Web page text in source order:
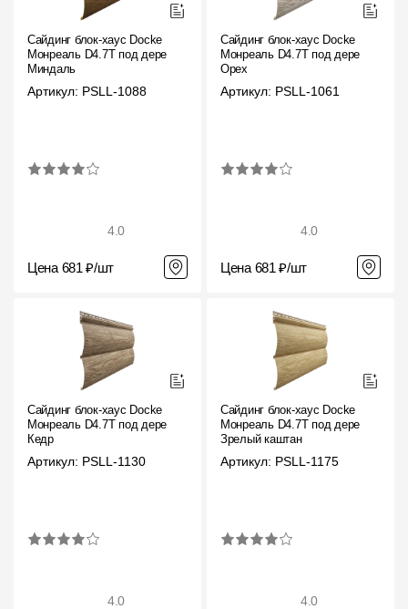
Иркутская область
Где купить?
Контакты
125212, Россия, Москва, Головинское ш., д. 5, стр. 1 (БЦ
Пн-Пт - 10-19
Сб-Вс - выходной
Сайдинг блок-хаус Docke
Монреаль D4.7T под дерево
Миндаль
Артикул: PSLL-1088
4.0
Цена 681 ₽/шт
Сайдинг блок-хаус Docke
Монреаль D4.7T под дерево
Орех
Артикул: PSLL-1061
4.0
Цена 681 ₽/шт
Сайдинг блок-хаус Docke
Монреаль D4.7T под дерево
Кедр
Артикул: PSLL-1130
4.0
Сайдинг блок-хаус Docke
Монреаль D4.7T под дерево
Зрелый каштан
Артикул: PSLL-1175
4.0